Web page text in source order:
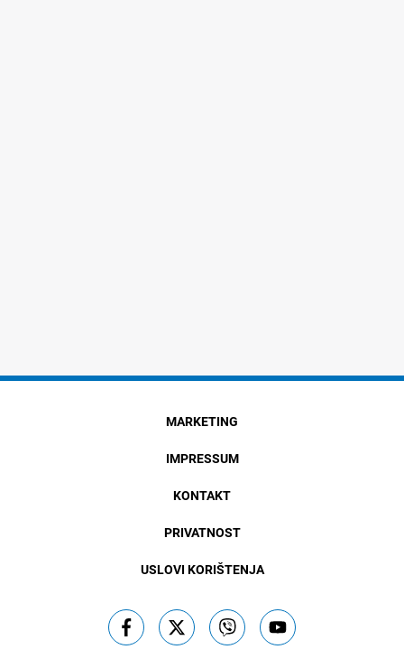
MARKETING
IMPRESSUM
KONTAKT
PRIVATNOST
USLOVI KORIŠTENJA